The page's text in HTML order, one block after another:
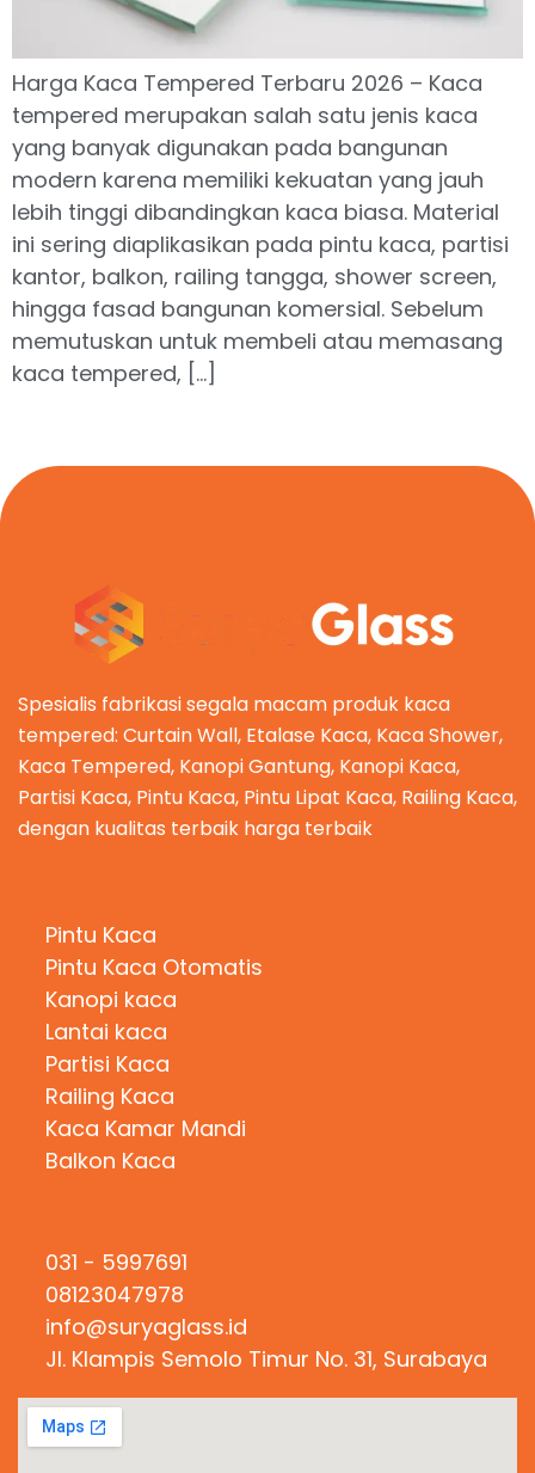
Harga Kaca Tempered Terbaru 2026 – Kaca
tempered merupakan salah satu jenis kaca
yang banyak digunakan pada bangunan
modern karena memiliki kekuatan yang jauh
lebih tinggi dibandingkan kaca biasa. Material
ini sering diaplikasikan pada pintu kaca, partisi
kantor, balkon, railing tangga, shower screen,
hingga fasad bangunan komersial. Sebelum
memutuskan untuk membeli atau memasang
kaca tempered, […]
Spesialis fabrikasi segala macam produk kaca
tempered: Curtain Wall, Etalase Kaca, Kaca Shower,
Kaca Tempered, Kanopi Gantung, Kanopi Kaca,
Partisi Kaca, Pintu Kaca, Pintu Lipat Kaca, Railing Kaca,
dengan kualitas terbaik harga terbaik
Pintu Kaca
Pintu Kaca Otomatis
Kanopi kaca
Lantai kaca
Partisi Kaca
Railing Kaca
Kaca Kamar Mandi
Balkon Kaca
031 - 5997691
08123047978
info@suryaglass.id
Jl. Klampis Semolo Timur No. 31, Surabaya